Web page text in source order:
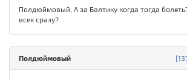
Полдюймовый, А за Балтику когда тогда
всех сразу?
Полдюймовый